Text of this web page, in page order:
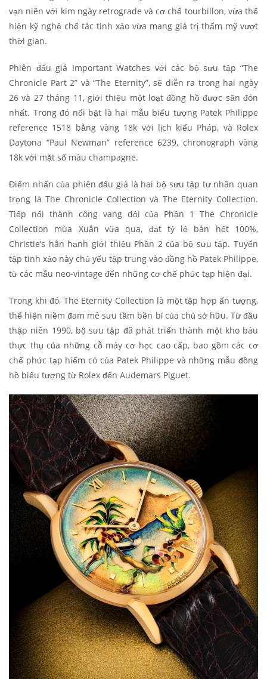
vạn niên với kim ngày retrograde và cơ chế tourbillon, vừa thể
hiện kỹ nghệ chế tác tinh xảo vừa mang giá trị thẩm mỹ vượt
thời gian.
Phiên đấu giá Important Watches với các bộ sưu tập “The
Chronicle Part 2” và “The Eternity”, sẽ diễn ra trong hai ngày
26 và 27 tháng 11, giới thiệu một loạt đồng hồ được săn đón
nhất. Trong đó nổi bật là hai mẫu biểu tượng Patek Philippe
reference 1518 bằng vàng 18k với lịch kiểu Pháp, và Rolex
Daytona “Paul Newman” reference 6239, chronograph vàng
18k với mặt số màu champagne.
Điểm nhấn của phiên đấu giá là hai bộ sưu tập tư nhân quan
trọng là The Chronicle Collection và The Eternity Collection.
Tiếp nối thành công vang dội của Phần 1 The Chronicle
Collection mùa Xuân vừa qua, đạt tỷ lệ bán hết 100%,
Christie’s hân hạnh giới thiệu Phần 2 của bộ sưu tập. Tuyển
tập tinh xảo này chủ yếu tập trung vào đồng hồ Patek Philippe,
từ các mẫu neo-vintage đến những cơ chế phức tạp hiện đại.
Trong khi đó, The Eternity Collection là một tập hợp ấn tượng,
thể hiện niềm đam mê sưu tầm bền bỉ của chủ sở hữu. Từ đầu
thập niên 1990, bộ sưu tập đã phát triển thành một kho báu
thực thụ của những cỗ máy cơ học cao cấp, bao gồm các cơ
chế phức tạp hiếm có của Patek Philippe và những mẫu đồng
hồ biểu tượng từ Rolex đến Audemars Piguet.